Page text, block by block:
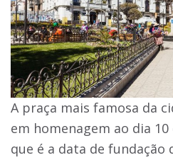
A praça mais famosa da
em homenagem ao dia
que é a data de fundação